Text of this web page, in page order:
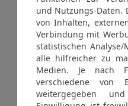
©
Jes 48 6 in